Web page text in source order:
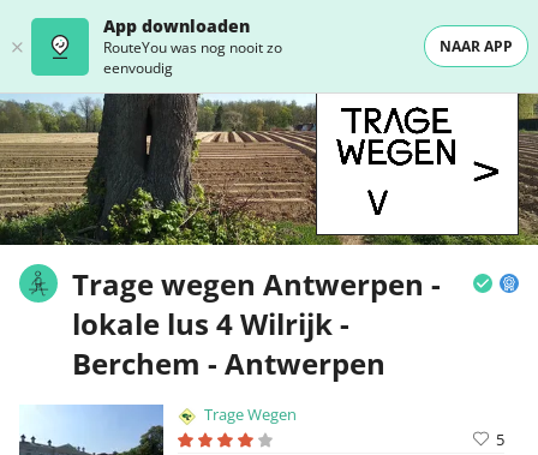
App downloaden
RouteYou was nog nooit zo
eenvoudig
NAAR APP
Trage wegen Antwerpen -
lokale lus 4 Wilrijk -
Berchem - Antwerpen
Trage Wegen
5